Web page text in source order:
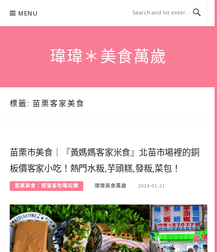
content
MENU
瑋瑋＊美食萬歲
標籤: 苗栗客家美食
苗栗市美食｜『黃媽媽客家米食』北苗市場裡的銅
板價客家小吃！熱門水粄,芋頭糕,發粄,菜包！
苗栗美食｜部落客吃喝玩樂 瑋瑋美食萬歲 2024-01-21